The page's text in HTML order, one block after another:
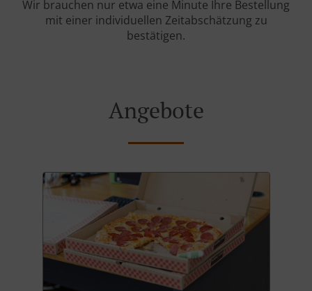
Wir brauchen nur etwa eine Minute Ihre Bestellung
mit einer individuellen Zeitabschätzung zu
bestätigen.
Angebote